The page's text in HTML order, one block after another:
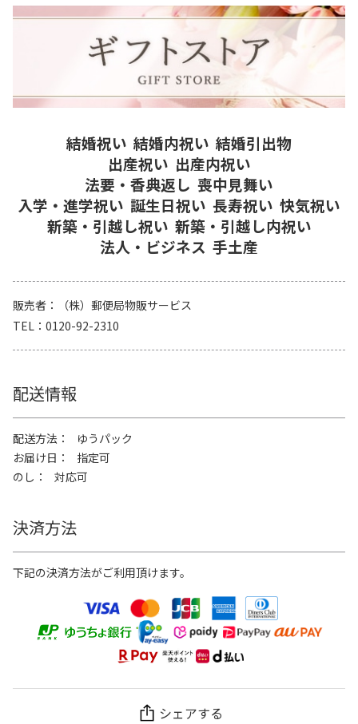
結婚祝い 結婚内祝い 結婚引出物
出産祝い 出産内祝い
法要・香典返し 喪中見舞い
入学・進学祝い 誕生日祝い 長寿祝い 快気祝い
新築・引越し祝い 新築・引越し内祝い
法人・ビジネス 手土産
販売者
（株）郵便局物販サービス
TEL
0120-92-2310
配送情報
配送方法
ゆうパック
お届け日
指定可
のし
対応可
決済方法
下記の決済方法がご利用頂けます。
シェアする